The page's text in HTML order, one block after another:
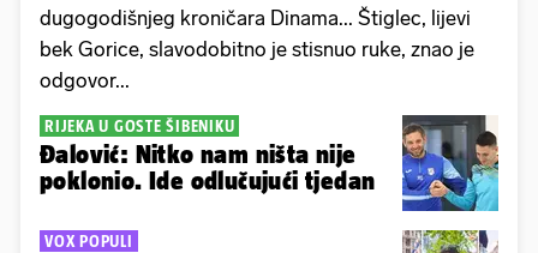
dugogodišnjeg kroničara Dinama... Štiglec, lijevi
bek Gorice, slavodobitno je stisnuo ruke, znao je
odgovor...
RIJEKA U GOSTE ŠIBENIKU
Đalović: Nitko nam ništa nije
poklonio. Ide odlučujući tjedan
VOX POPULI